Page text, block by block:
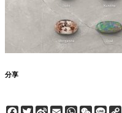
分享
Facebook
Twitter
Sina EmailWhatsApp
WeChat
Line